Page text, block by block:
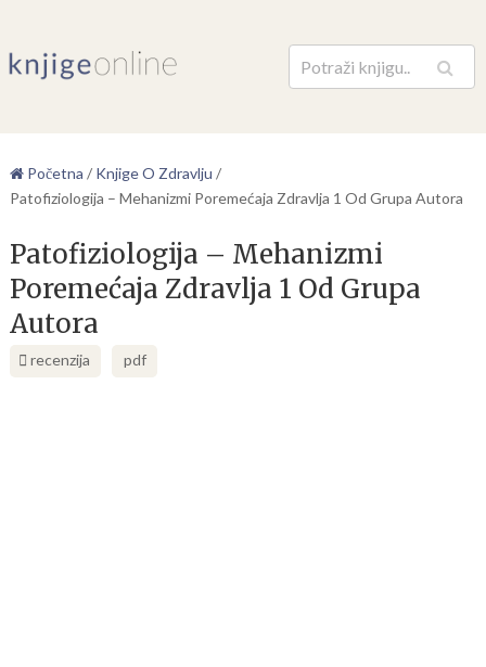
Pretraga
Početna / Knjige O Zdravlju /
Patofiziologija – Mehanizmi Poremećaja Zdravlja 1 Od Grupa Autora
Patofiziologija – Mehanizmi
Poremećaja Zdravlja 1 Od Grupa
Autora
recenzija pdf